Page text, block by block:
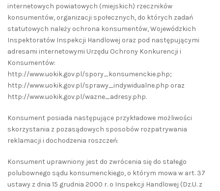
internetowych powiatowych (miejskich) rzeczników
konsumentów, organizacji społecznych, do których zadań
statutowych należy ochrona konsumentów, Wojewódzkich
Inspektoratów Inspekcji Handlowej oraz pod następującymi
adresami internetowymi Urzędu Ochrony Konkurencji i
Konsumentów:
http://www.uokik.gov.pl/spory_konsumenckie.php;
http://www.uokik.gov.pl/sprawy_indywidualne.php oraz
http://www.uokik.gov.pl/wazne_adresy.php.
Konsument posiada następujące przykładowe możliwości
skorzystania z pozasądowych sposobów rozpatrywania
reklamacji i dochodzenia roszczeń:
Konsument uprawniony jest do zwrócenia się do stałego
polubownego sądu konsumenckiego, o którym mowa w art. 37
ustawy z dnia 15 grudnia 2000 r. o Inspekcji Handlowej (Dz.U. z